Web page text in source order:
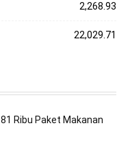
2,268.93
22,029.71
Ribu Paket Makanan